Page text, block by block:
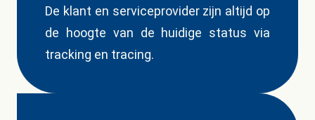
De klant en serviceprovider zijn altijd op
de hoogte van de huidige status via
tracking en tracing.